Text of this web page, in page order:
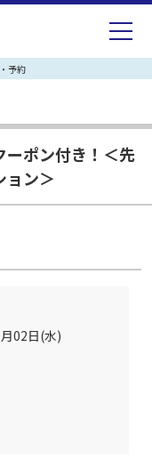
予約
ーポン付き！＜先
ョン＞
02日(水)